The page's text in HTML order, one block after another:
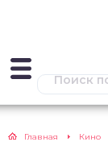
Главная Кино